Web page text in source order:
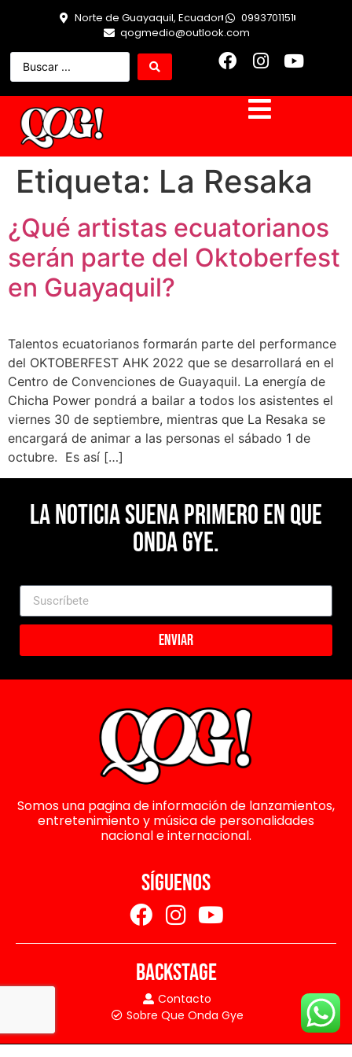
Norte de Guayaquil, Ecuador
0993701151
qogmedio@outlook.com
Etiqueta: La Resaka
¿Qué artistas ecuatorianos
serán parte del Oktoberfest
en Guayaquil?
Talentos ecuatorianos formarán parte del performance
del OKTOBERFEST AHK 2022 que se desarrollará en el
Centro de Convenciones de Guayaquil. La energía de
Chicha Power pondrá a bailar a todos los asistentes el
viernes 30 de septiembre, mientras que La Resaka se
encargará de animar a las personas el sábado 1 de
octubre. Es así […]
La noticia suena primero en Que
Onda Gye.
Enviar
Somos una pagina de información de lanzamientos,
entretenimiento y música de personalidades
nacional e internacional.
SÍGUENOS
BACKSTAGE
Contacto
Sobre Que Onda Gye